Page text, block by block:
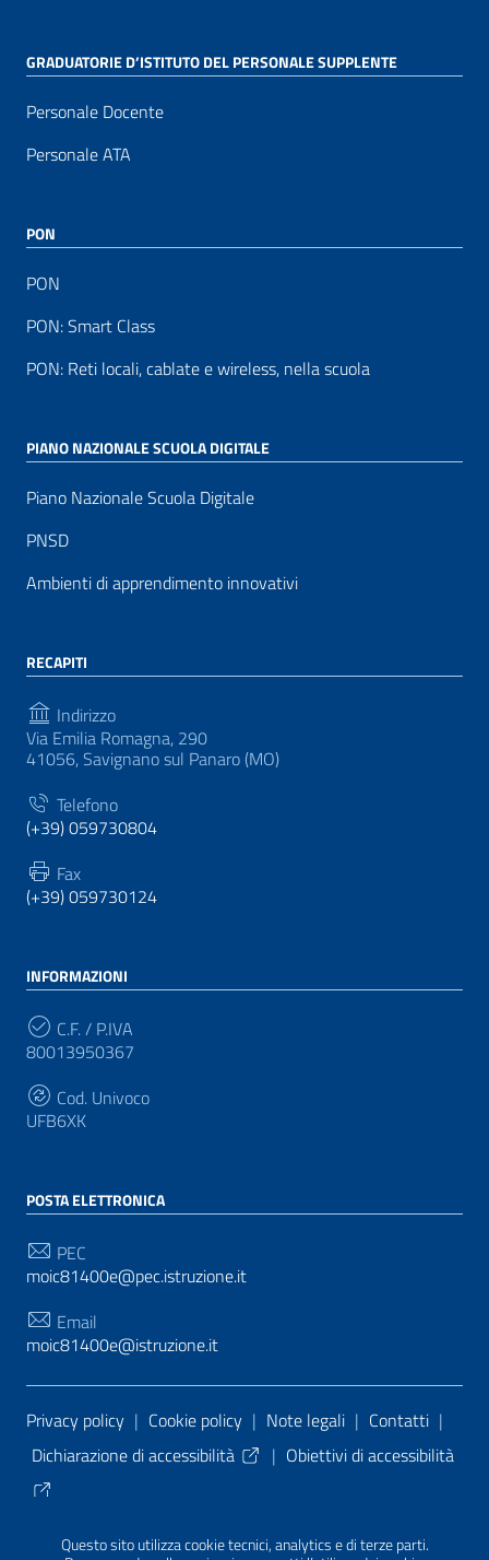
Questo sito utilizza cookie tecnici, analytics e di terze parti.
GRADUATORIE D’ISTITUTO DEL PERSONALE SUPPLENTE
Personale Docente
Personale ATA
PON
PON
PON: Smart Class
PON: Reti locali, cablate e wireless, nella scuola
PIANO NAZIONALE SCUOLA DIGITALE
Piano Nazionale Scuola Digitale
PNSD
Ambienti di apprendimento innovativi
RECAPITI
Indirizzo
Via Emilia Romagna, 290
41056, Savignano sul Panaro (MO)
Telefono
(+39) 059730804
Fax
(+39) 059730124
INFORMAZIONI
C.F. / P.IVA
80013950367
Cod. Univoco
UFB6XK
POSTA ELETTRONICA
PEC
moic81400e@pec.istruzione.it
Email
moic81400e@istruzione.it
Sezione Link Utili
Privacy policy | Cookie policy | Note legali | Contatti |
Dichiarazione di accessibilità
| Obiettivi di accessibilità